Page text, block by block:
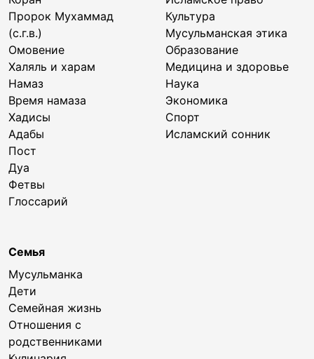
Пророк Мухаммад
(с.г.в.)
Омовение
Халяль и харам
Намаз
Время намаза
Хадисы
Адабы
Пост
Дуа
Фетвы
Глоссарий
Культура
Мусульманская этика
Образование
Медицина и здоровье
Наука
Экономика
Спорт
Исламский сонник
Семья
Мусульманка
Дети
Семейная жизнь
Отношения с
родственниками